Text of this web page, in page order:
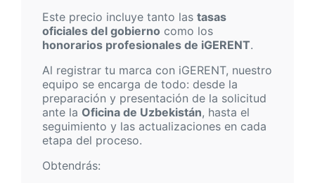
Este precio incluye tanto las tasas
oficiales del gobierno como los
honorarios profesionales de iGERENT.
Al registrar tu marca con iGERENT, nuestro
equipo se encarga de todo: desde la
preparación y presentación de la solicitud
ante la Oficina de Uzbekistán, hasta el
seguimiento y las actualizaciones en cada
etapa del proceso.
Obtendrás: